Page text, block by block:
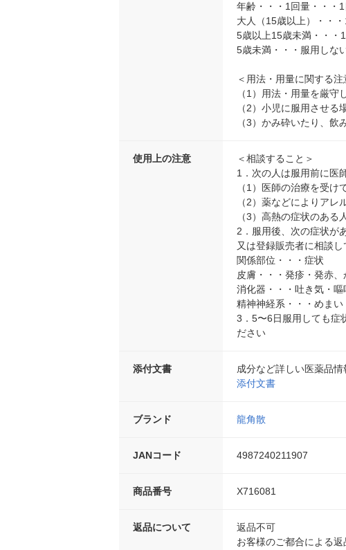
年齢・・・1回量・・・
大人（15歳以上）・・
5歳以上15歳未満・・・
5歳未満・・・服用しな
＜用法・用量に関する注
（1）用法・用量を厳守
（2）小児に服用させる
（3）かみ砕いたり、飲
使用上の注意
＜相談すること＞
1．次の人は服用前に医
（1）医師の治療を受け
（2）薬などによりアレ
（3）高熱の症状のある人
2．服用後、次の症状が
又は登録販売者に相談
関係部位・・・症状
皮膚・・・発疹・発赤、
消化器・・・吐き気・嘔
精神神経系・・・めまい
3．5〜6日服用しても症
ださい
添付文書
成分など詳しい医薬品情
添付文書
ブランド 龍角散
JANコード 4987240211907
商品番号 X716081
返品について
返品不可
お客様のご都合による